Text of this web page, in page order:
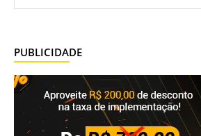
PUBLICIDADE